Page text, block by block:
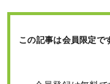
この記事は会員限定で